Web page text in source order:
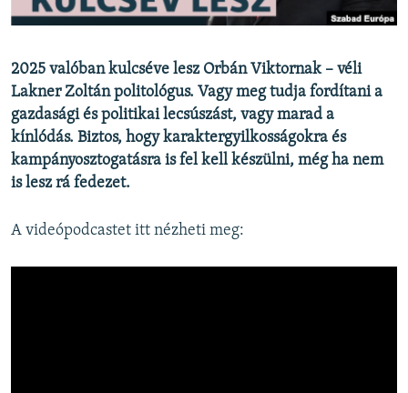
KLÍMAVÁLTOZÁS
KÖVESSEN MINKET!
Valamennyi RFE/RL weboldal
2025 valóban kulcséve lesz Orbán Viktornak – véli
Lakner Zoltán politológus. Vagy meg tudja fordítani a
gazdasági és politikai lecsúszást, vagy marad a
kínlódás. Biztos, hogy karaktergyilkosságokra és
kampányosztogatásra is fel kell készülni, még ha nem
is lesz rá fedezet.
A videópodcastet itt nézheti meg: